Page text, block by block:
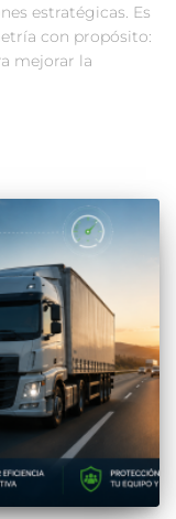
estratégicas. Es
con propósito:
mejorar la